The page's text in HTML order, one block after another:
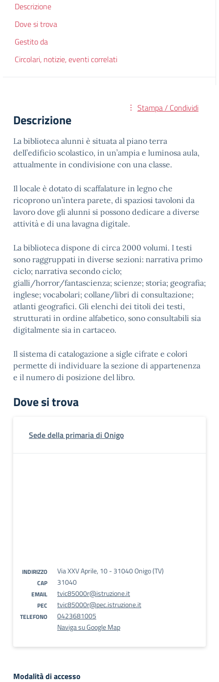
Descrizione
Dove si trova
Gestito da
Circolari, notizie, eventi correlati
Stampa / Condividi
Descrizione
La biblioteca alunni è situata al piano terra
dell’edificio scolastico, in un’ampia e luminosa aula,
attualmente in condivisione con una classe.
Il locale è dotato di scaffalature in legno che
ricoprono un’intera parete, di spaziosi tavoloni da
lavoro dove gli alunni si possono dedicare a diverse
attività e di una lavagna digitale.
La biblioteca dispone di circa 2000 volumi. I testi
sono raggruppati in diverse sezioni: narrativa primo
ciclo; narrativa secondo ciclo;
gialli/horror/fantascienza; scienze; storia; geografia;
inglese; vocabolari; collane/libri di consultazione;
atlanti geografici. Gli elenchi dei titoli dei testi,
strutturati in ordine alfabetico, sono consultabili sia
digitalmente sia in cartaceo.
Il sistema di catalogazione a sigle cifrate e colori
permette di individuare la sezione di appartenenza
e il numero di posizione del libro.
Dove si trova
Sede della primaria di Onigo
INDIRIZZO Via XXV Aprile, 10 - 31040 Onigo (TV)
CAP 31040
EMAIL tvic85000r@istruzione.it
PEC tvic85000r@pec.istruzione.it
TELEFONO
0423681005
Naviga su Google Map
Modalità di accesso